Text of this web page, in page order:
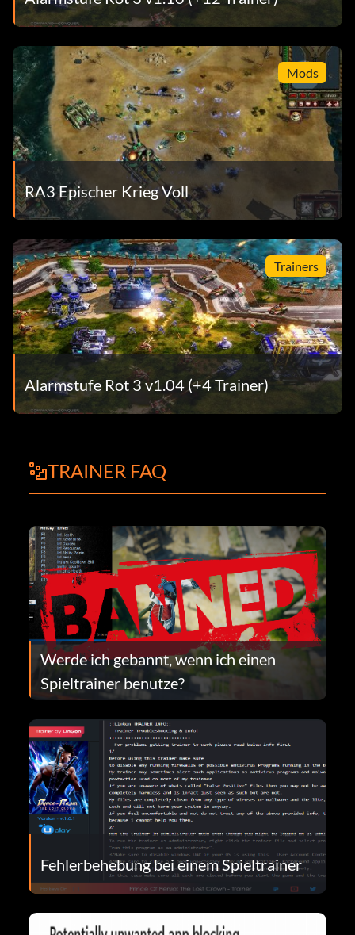
Mods
RA3 Epischer Krieg Voll
Trainers
Alarmstufe Rot 3 v1.04 (+4 Trainer)
TRAINER FAQ
Werde ich gebannt, wenn ich einen
Spieltrainer benutze?
Fehlerbehebung bei einem Spieltrainer